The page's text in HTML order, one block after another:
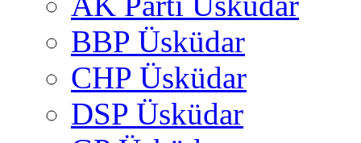
BBP Üsküdar
CHP Üsküdar
DSP Üsküdar